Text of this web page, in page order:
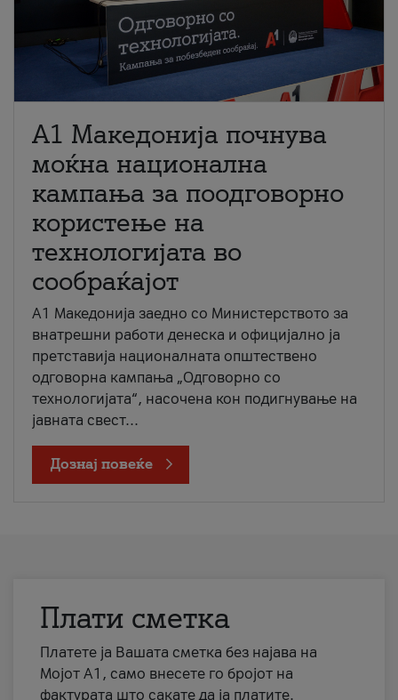
A1 Македонија почнува
моќна национална
кампања за поодговорно
користење на
технологијата во
сообраќајот
A1 Македонија заедно со Министерството за
внатрешни работи денеска и официјално ја
претставија националната општествено
одговорна кампања „Одговорно со
технологијата“, насочена кон подигнување на
јавната свест...
Дознај повеќе
Плати сметка
Платете ја Вашата сметка без најава на
Мојот А1, само внесете го бројот на
фактурата што сакате да ја платите.